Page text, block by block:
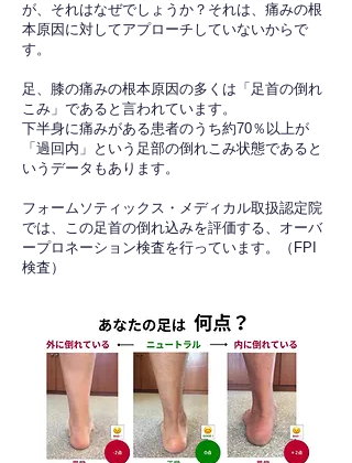
が、それはなぜでしょうか？それは、痛みの根
本原因に対してアプローチしていないからで
す。
足、膝の痛みの根本原因の多くは「足首の倒れ
こみ」であると言われています。
下半身に痛みがある患者のうち約70％以上が
「過回内」という足部の倒れこみ状態であると
いうデータもあります。
フォームソティックス・メディカル取扱認定院
では、この足首の倒れ込みを評価する、オーバ
ープロネーション検査を行っています。（FPI
検査）​